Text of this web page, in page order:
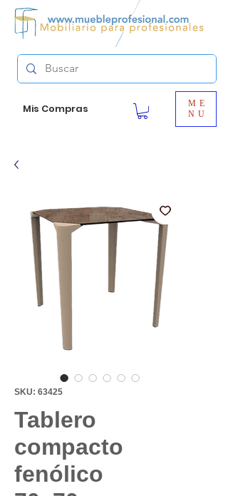
Mis Compras
ME
NU
SKU: 63425
Tablero
compacto
fenólico